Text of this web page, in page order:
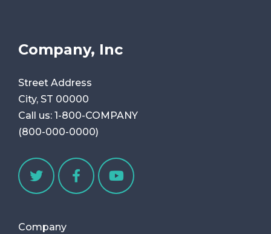
Company, Inc
Street Address
City, ST 00000
Call us: 1-800-COMPANY
(800-000-0000)
Company